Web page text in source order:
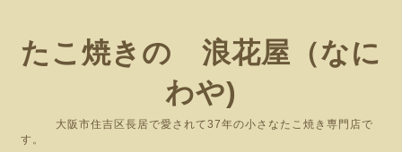
たこ焼きの 浪花屋（なに
わや)
大阪市住吉区長居で愛されて37年の小さなたこ焼き専門店で
す。